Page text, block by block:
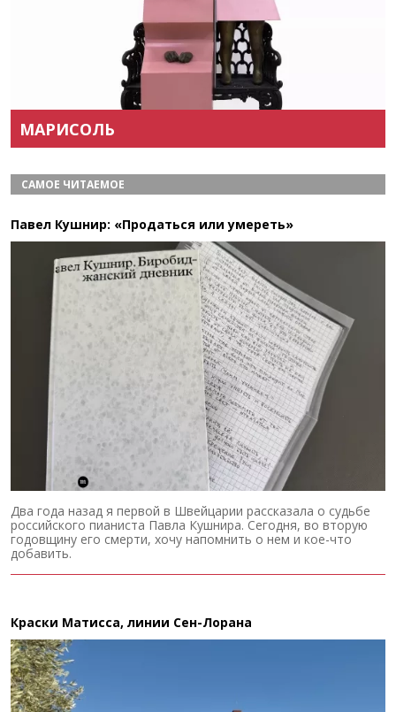
МАРИСОЛЬ
САМОЕ ЧИТАЕМОЕ
Павел Кушнир: «Продаться или умереть»
Два года назад я первой в Швейцарии рассказала о судьбе
российского пианиста Павла Кушнира. Сегодня, во вторую
годовщину его смерти, хочу напомнить о нем и кое-что
добавить.
Краски Матисса, линии Сен-Лорана